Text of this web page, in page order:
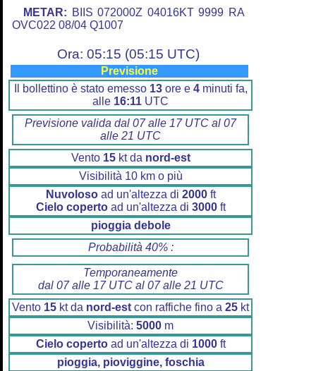
METAR: BIIS 072000Z 04016KT 9999 RA
OVC022 08/04 Q1007
Ora: 05:15 (05:15 UTC)
Previsione
Il bollettino è stato emesso 13ore e 4minuti fa,
alle 16:11 UTC
Previsione valida dal 07 alle 17 UTC al 07
alle 21 UTC
Vento 15kt da nord-est
Visibilità 10 km o più
Nuvolosoad un'altezza di 2000ft
Cielo copertoad un'altezza di 3000ft
pioggia debole
Probabilità 40% :
Temporaneamente
dal 07 alle 17 UTC al 07 alle 21 UTC
Vento 15 kt da nord-est con raffiche fino a 25 kt
Visibilità: 5000 m
Cielo copertoad un'altezza di 1000ft
pioggia, pioviggine, foschia